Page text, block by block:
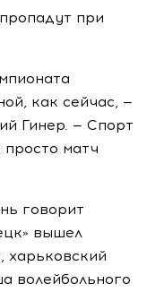
при
как сейчас, —
Гинер. — Спорт
просто матч
говорит
вышел
харьковский
волейбольного